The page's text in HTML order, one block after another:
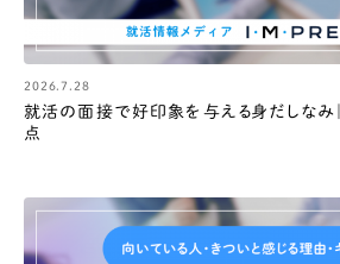
2026.7.28
就活の面接で好印象を与える身だしなみ
点